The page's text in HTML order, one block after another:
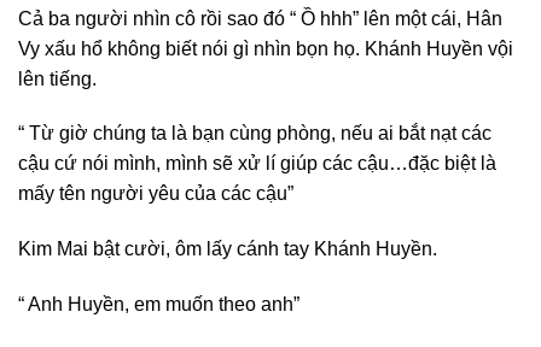
Cả ba người nhìn cô rồi sao đó “ Ồ hhh” lên một cái, Hân
Vy xấu hổ không biết nói gì nhìn bọn họ. Khánh Huyền vội
lên tiếng.
“ Từ giờ chúng ta là bạn cùng phòng, nếu ai bắt nạt các
cậu cứ nói mình, mình sẽ xử lí giúp các cậu…đặc biệt là
mấy tên người yêu của các cậu”
Kim Mai bật cười, ôm lấy cánh tay Khánh Huyền.
“ Anh Huyền, em muốn theo anh”